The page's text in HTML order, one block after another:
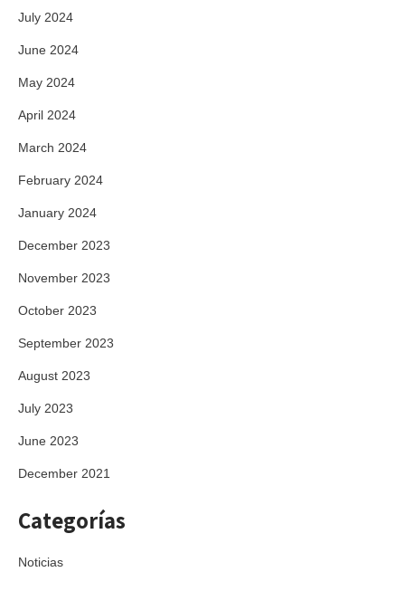
July 2024
June 2024
May 2024
April 2024
March 2024
February 2024
January 2024
December 2023
November 2023
October 2023
September 2023
August 2023
July 2023
June 2023
December 2021
Categorías
Noticias